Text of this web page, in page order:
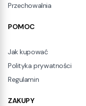
Przechowalnia
POMOC
Jak kupować
Polityka prywatności
Regulamin
ZAKUPY